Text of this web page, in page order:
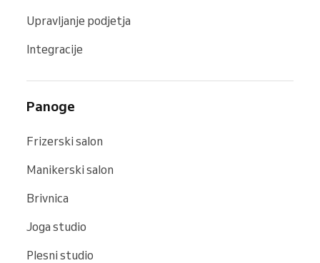
Upravljanje podjetja
Integracije
Panoge
Frizerski salon
Manikerski salon
Brivnica
Joga studio
Plesni studio